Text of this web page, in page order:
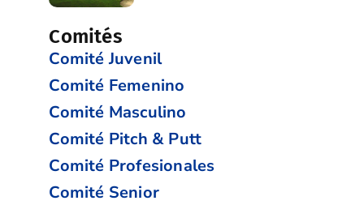
Comités
Comité Juvenil
Comité Femenino
Comité Masculino
Comité Pitch & Putt
Comité Profesionales
Comité Senior